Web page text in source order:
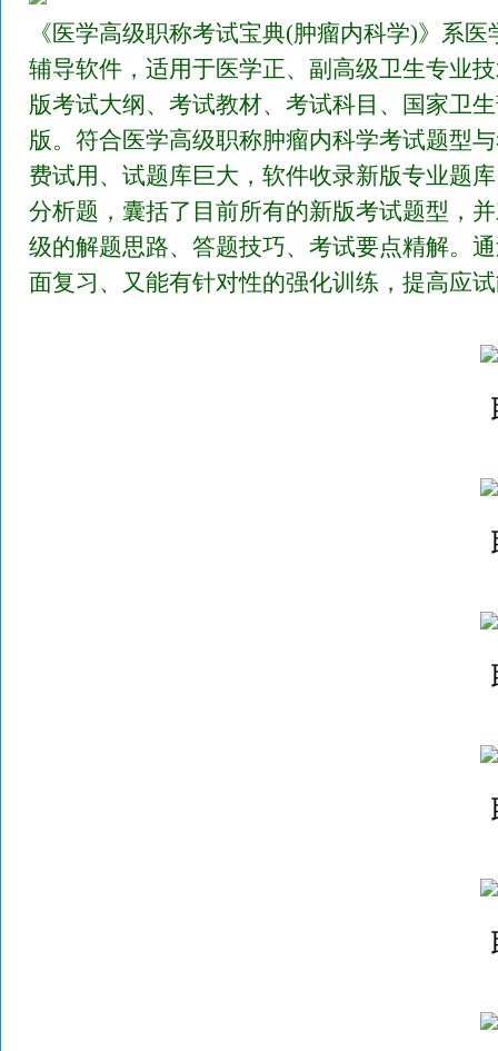
《医学高级职称考试宝典(肿瘤内科学)》系
辅导软件，适用于医学正、副高级卫生专业
版考试大纲、考试教材、考试科目、国家卫
版。符合医学高级职称肿瘤内科学考试题型
费试用、试题库巨大，软件收录新版专业题
分析题，囊括了目前所有的新版考试题型，
级的解题思路、答题技巧、考试要点精解。
面复习、又能有针对性的强化训练，提高应